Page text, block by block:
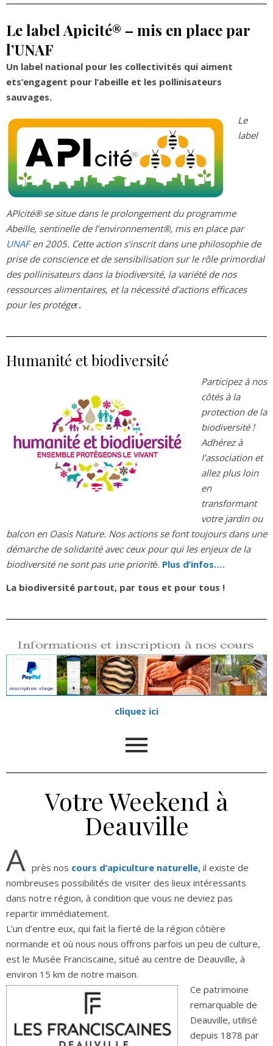
Le label Apicité® – mis en place par
l’UNAF
Un label national pour les collectivités qui aiment
ets’engagent pour l’abeille et les pollinisateurs
sauvages.
Le
label
APIcité® se situe dans le prolongement du programme
Abeille, sentinelle de l’environnement®, mis en place par
UNAFen 2005. Cette action s’inscrit dans une philosophie de
prise de conscience et de sensibilisation sur le rôle primordial
des pollinisateurs dans la biodiversité, la variété de nos
ressources alimentaires, et la nécessité d’actions efficaces
pour les protéger.
Humanité et biodiversité
Participez à nos
côtés à la
protection de la
biodiversité !
Adhérez à
l’association et
allez plus loin
en
transformant
votre jardin ou
balcon en Oasis Nature. Nos actions se font toujours dans une
démarche de solidarité avec ceux pour qui les enjeux de la
biodiversité ne sont pas une priorité. Plus d’infos….
La biodiversité partout, par tous et pour tous !
cliquez ici
Votre Weekend à
Deauville
A près nos cours d’apiculture naturelle, il existe de
nombreuses possibilités de visiter des lieux intéressants
dans notre région, à condition que vous ne deviez pas
repartir immédiatement.
L’un d’entre eux, qui fait la fierté de la région côtière
normande et où nous nous offrons parfois un peu de culture,
est le Musée Franciscaine, situé au centre de Deauville, à
environ 15 km de notre maison.
Ce patrimoine
remarquable de
Deauville, utilisé
depuis 1878 par